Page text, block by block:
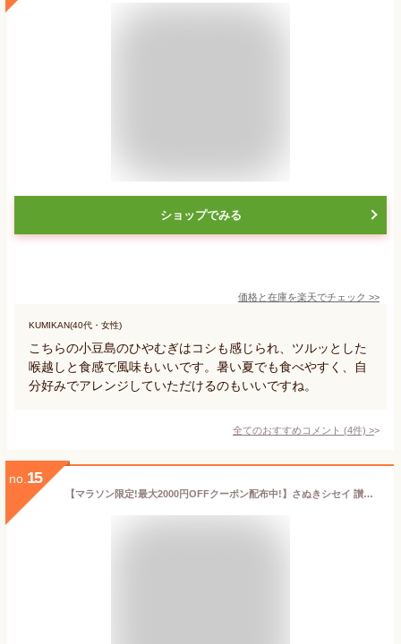
ショップでみる
価格と在庫を楽天でチェック >>
KUMIKAN(40代・女性)
こちらの小豆島のひやむぎはコシも感じられ、ツルッとした
喉越しと食感で風味もいいです。暑い夏でも食べやすく、自
分好みでアレンジしていただけるのもいいですね。
全てのおすすめコメント (4件) >
no. 15
【マラソン限定!最大2000円OFFクーポン配布中!】さぬきシセイ 讃岐ひやむぎ 200g × 10袋 箱入り《2025s_noodle》